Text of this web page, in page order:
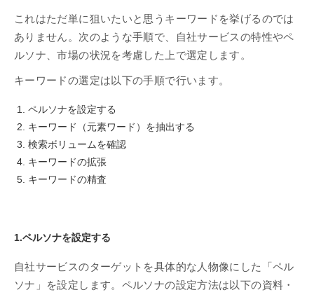
これはただ単に狙いたいと思うキーワードを挙げるのでは
ありません。次のような手順で、自社サービスの特性やペ
ルソナ、市場の状況を考慮した上で選定します。
キーワードの選定は以下の手順で行います。
ペルソナを設定する
キーワード（元素ワード）を抽出する
検索ボリュームを確認
キーワードの拡張
キーワードの精査
1.ペルソナを設定する
自社サービスのターゲットを具体的な人物像にした「ペル
ソナ」を設定します。ペルソナの設定方法は以下の資料・